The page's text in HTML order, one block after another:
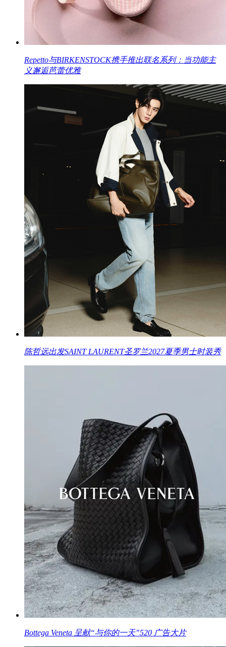
Repetto与BIRKENSTOCK携手推出联名系列：当功能主
义邂逅芭蕾优雅
陈哲远出发SAINT LAURENT圣罗兰2027夏季男士时装秀
Bottega Veneta 呈献“与你的一天”520 广告大片